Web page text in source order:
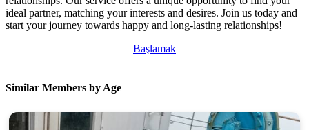
ideal partner, matching your interests and desires. Join us today and
start your journey towards happy and long-lasting relationships!
Başlamak
Similar Members by Age